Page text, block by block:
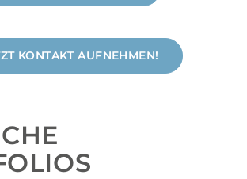
KONTAKT AUFNEHMEN!